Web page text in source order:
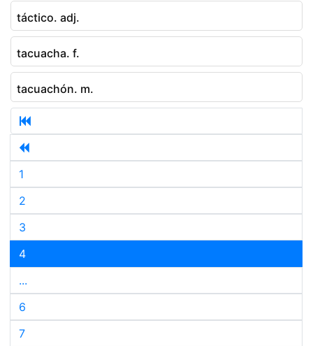
táctico. adj.
tacuacha. f.
tacuachón. m.
1
2
3
4
...
6
7